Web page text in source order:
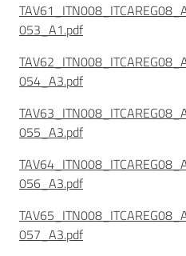
053_A1.pdf
054_A3.pdf
055_A3.pdf
056_A3.pdf
057_A3.pdf